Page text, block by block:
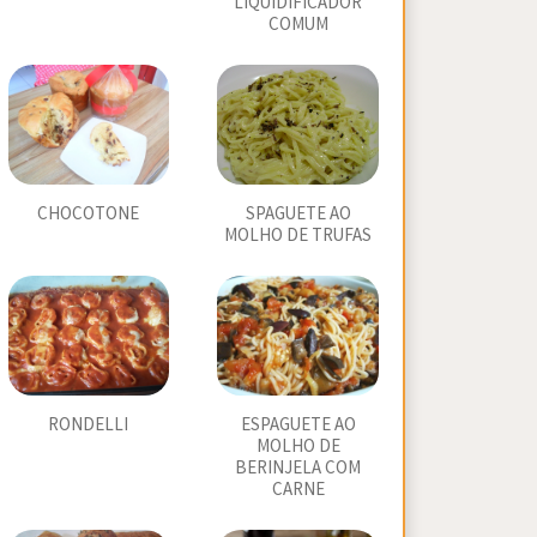
COMUM
CHOCOTONE
SPAGUETE AO
MOLHO DE TRUFAS
RONDELLI
ESPAGUETE AO
MOLHO DE
BERINJELA COM
CARNE